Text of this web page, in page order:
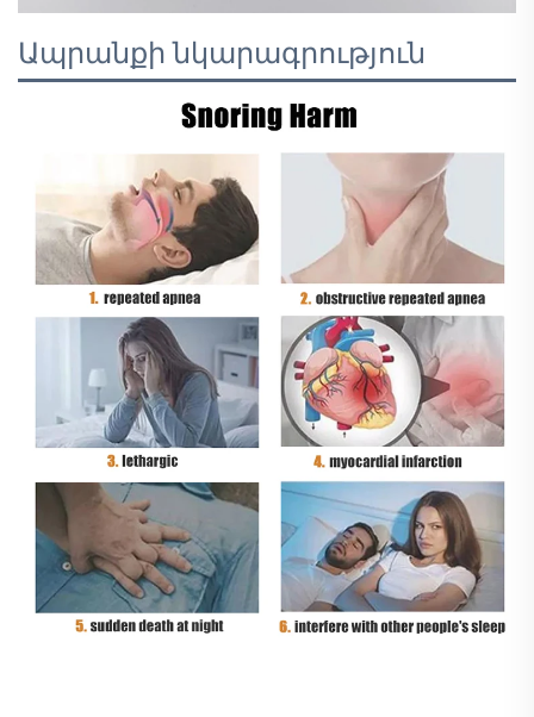
Ապրանքի նկարագրություն